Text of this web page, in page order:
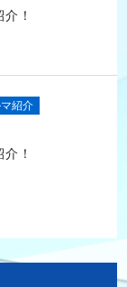
！
紹介
！